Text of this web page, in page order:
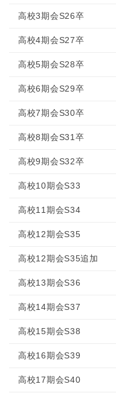
高校3期会S26卒
高校4期会S27卒
高校5期会S28卒
高校6期会S29卒
高校7期会S30卒
高校8期会S31卒
高校9期会S32卒
高校10期会S33
高校11期会S34
高校12期会S35
高校12期会S35追加
高校13期会S36
高校14期会S37
高校15期会S38
高校16期会S39
高校17期会S40